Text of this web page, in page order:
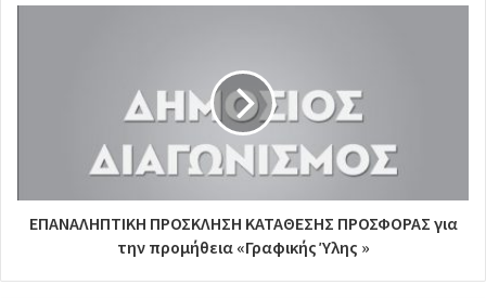
ΕΠΑΝΑΛΗΠΤΙΚΗ ΠΡΟΣΚΛΗΣΗ ΚΑΤΑΘΕΣΗΣ ΠΡΟΣΦΟΡΑΣ για
την προμήθεια «Γραφικής Ύλης »